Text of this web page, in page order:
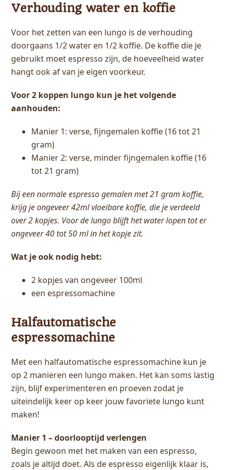
Verhouding water en koffie
Voor het zetten van een lungo is de verhouding
doorgaans 1/2 water en 1/2 koffie. De koffie die je
gebruikt moet espresso zijn, de hoeveelheid water
hangt ook af van je eigen voorkeur.
Voor 2 koppen lungo kun je het volgende
aanhouden:
Manier 1: verse, fijngemalen koffie (16 tot 21
gram)
Manier 2: verse, minder fijngemalen koffie (16
tot 21 gram)
Bij een normale espresso gemalen met 21 gram koffie,
krijg je ongeveer 42ml vloeibare koffie, die je verdeeld
over 2 kopjes. Voor de lungo blijft het water lopen tot er
ongeveer 40 tot 50 ml in het kopje zit.
Wat je ook nodig hebt:
2 kopjes van ongeveer 100ml
een espressomachine
Halfautomatische
espressomachine
Met een halfautomatische espressomachine kun je
op 2 manieren een lungo maken. Het kan soms lastig
zijn, blijf experimenteren en proeven zodat je
uiteindelijk keer op keer jouw favoriete lungo kunt
maken!
Manier 1 – doorlooptijd verlengen
Begin gewoon met het maken van een espresso,
zoals je altijd doet. Als de espresso eigenlijk klaar is,